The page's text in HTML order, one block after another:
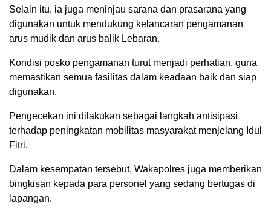
Selain itu, ia juga meninjau sarana dan prasarana yang
digunakan untuk mendukung kelancaran pengamanan
arus mudik dan arus balik Lebaran.
Kondisi posko pengamanan turut menjadi perhatian, guna
memastikan semua fasilitas dalam keadaan baik dan siap
digunakan.
Pengecekan ini dilakukan sebagai langkah antisipasi
terhadap peningkatan mobilitas masyarakat menjelang Idul
Fitri.
Dalam kesempatan tersebut, Wakapolres juga memberikan
bingkisan kepada para personel yang sedang bertugas di
lapangan.